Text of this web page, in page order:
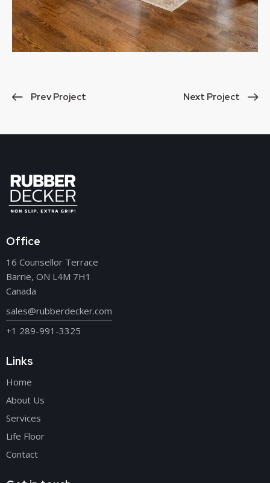
Prev Project Next Project
Office
16 Counsellor Terrace
Barrie, ON L4M 7H1
Canada
sales@rubberdecker.com
+1 289-991-3325
Links
Home
About Us
Services
Life Floor
Contact